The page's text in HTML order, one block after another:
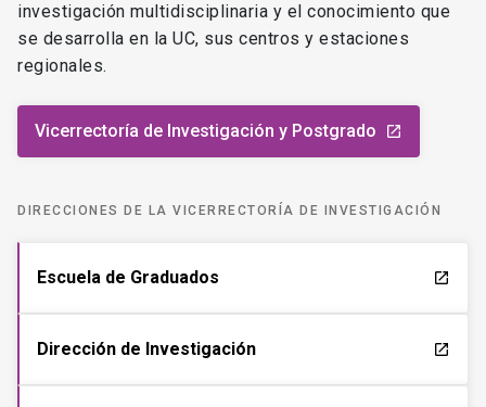
investigación multidisciplinaria y el conocimiento que
se desarrolla en la UC, sus centros y estaciones
regionales.
Vicerrectoría de Investigación y Postgrado launch
DIRECCIONES DE LA VICERRECTORÍA DE INVESTIGACIÓN
Escuela de Graduados launch
Dirección de Investigación launch